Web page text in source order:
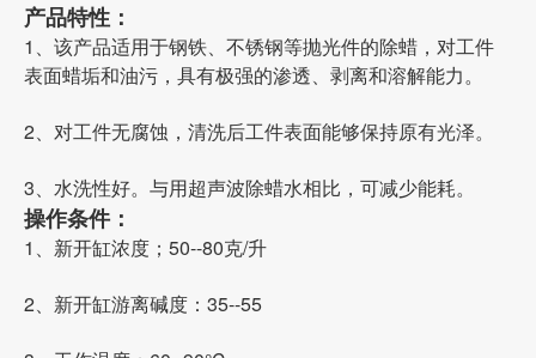
产品特性：
1、该产品适用于钢铁、不锈钢等抛光件的除蜡，对工件
表面蜡垢和油污，具有极强的渗透、剥离和溶解能力。
2、对工件无腐蚀，清洗后工件表面能够保持原有光泽。
3、水洗性好。与用超声波除蜡水相比，可减少能耗。
操作条件：
1、新开缸浓度；50--80克/升
2、新开缸游离碱度：35--55